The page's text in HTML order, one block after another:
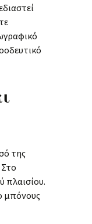
της
πλαισίου.
μπόνους